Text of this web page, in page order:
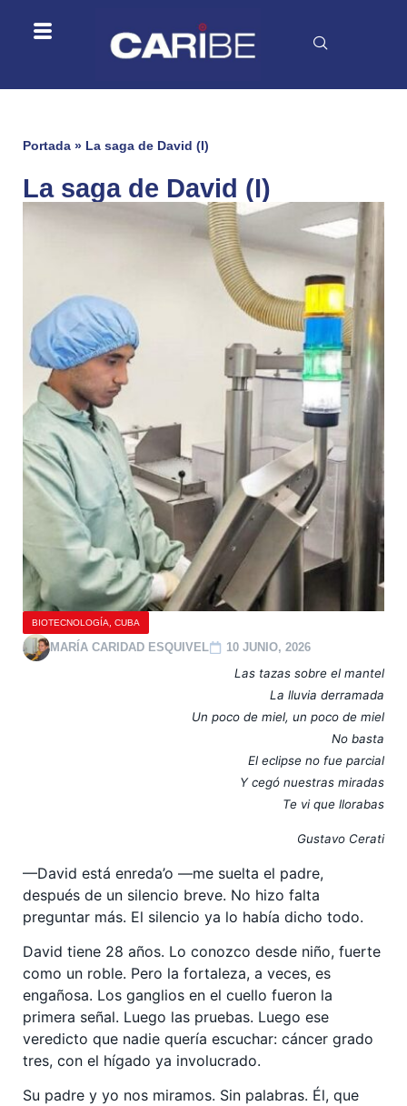
Portada » La saga de David (I)
La saga de David (I)
BIOTECNOLOGÍA CUBA
MARÍA CARIDAD ESQUIVEL 10 JUNIO, 2026
Las tazas sobre el mantel
La lluvia derramada
Un poco de miel, un poco de miel
No basta
El eclipse no fue parcial
Y cegó nuestras miradas
Te vi que llorabas
Gustavo Cerati
—David está enreda’o —me suelta el padre,
después de un silencio breve. No hizo falta
preguntar más. El silencio ya lo había dicho todo.
David tiene 28 años. Lo conozco desde niño, fuerte
como un roble. Pero la fortaleza, a veces, es
engañosa. Los ganglios en el cuello fueron la
primera señal. Luego las pruebas. Luego ese
veredicto que nadie quería escuchar: cáncer grado
tres, con el hígado ya involucrado.
Su padre y yo nos miramos. Sin palabras. Él, que